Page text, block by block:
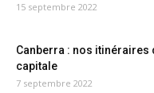
15 septembre 2022
Canberra : nos itinéraires
capitale
7 septembre 2022